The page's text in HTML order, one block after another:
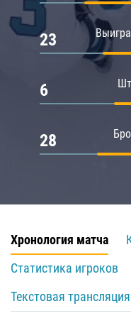
23
6
28
Хронология матча
Статистика игроков
Текстовая трансляция